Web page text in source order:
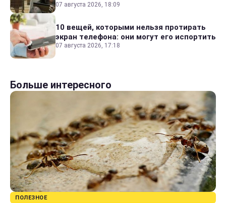
07 августа 2026, 18:09
10 вещей, которыми нельзя протирать
экран телефона: они могут его испортить
07 августа 2026, 17:18
Больше интересного
ПОЛЕЗНОЕ